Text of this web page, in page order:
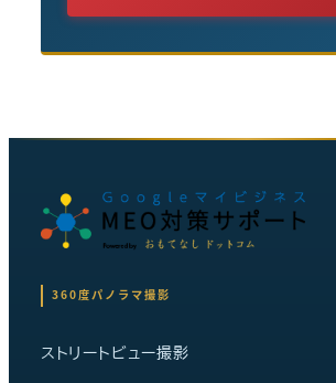
360度パノラマ撮影
ストリートビュー撮影